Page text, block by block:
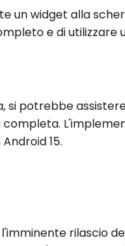
un widget alla
e di
si potrebbe
15.
rilascio